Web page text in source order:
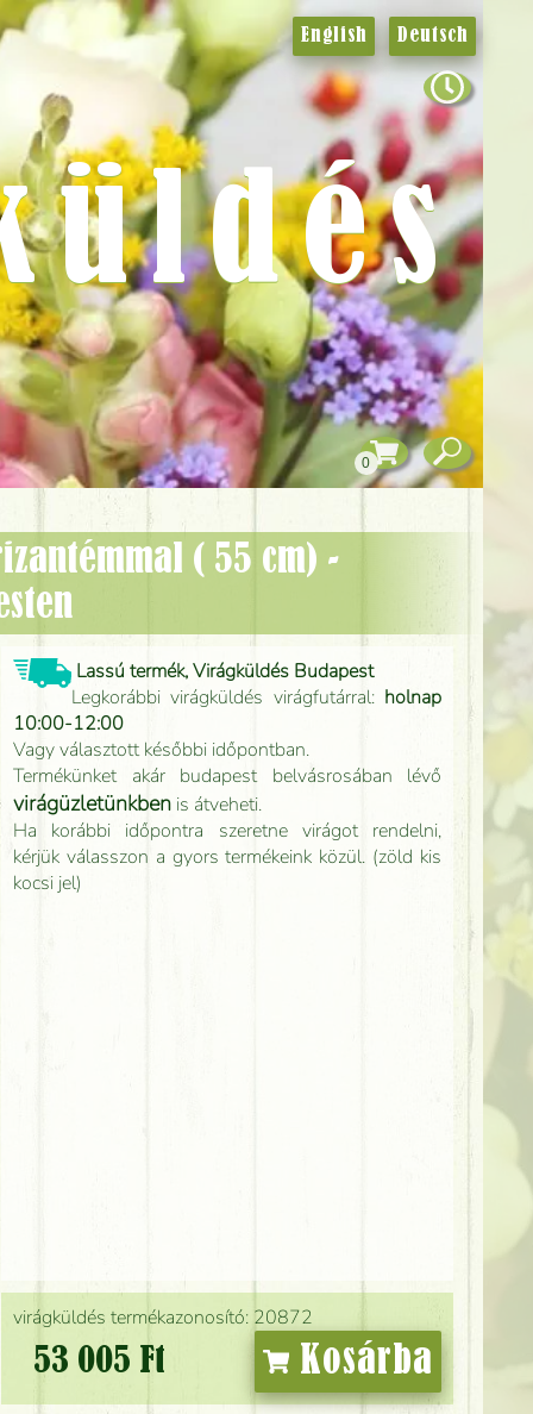
virágküldés termékazonosító: 20872
53 005 Ft Kosárba
Lassú termék, Virágküldés Budapest
Legkorábbi virágküldés virágfutárral: holnap
10:00-12:00
Vagy választott későbbi időpontban.
Termékünket akár budapest belvásrosában lévő
virágüzletünkben is átveheti.
Ha korábbi időpontra szeretne virágot rendelni,
kérjük válasszon a gyors termékeink közül. (zöld kis
kocsi jel)
English Deutsch
0